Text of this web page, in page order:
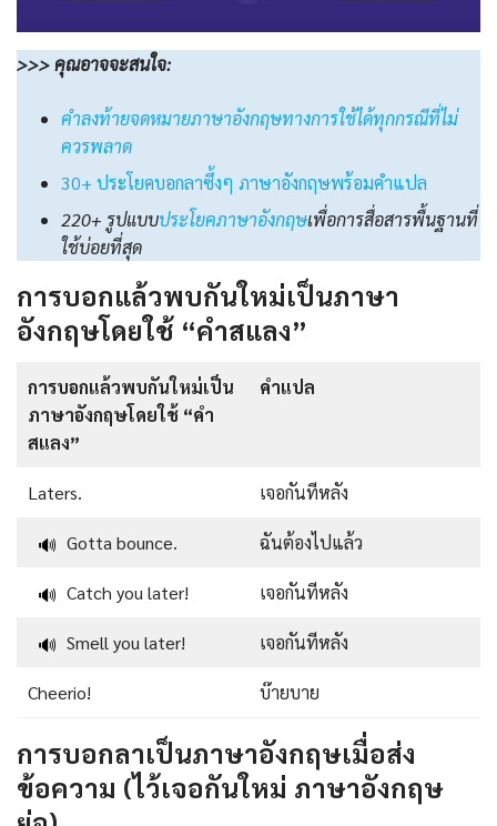
>>> คุณอาจจะสนใจ:
คําลงท้ายจดหมายภาษาอังกฤษทางการใช้ได้ทุกกรณีที่ไม่
ควรพลาด
30+ ประโยคบอกลาซึ้งๆ ภาษาอังกฤษพร้อมคำแปล
220+ รูปแบบประโยคภาษาอังกฤษเพื่อการสื่อสารพื้นฐานที่
ใช้บ่อยที่สุด
การบอกแล้วพบกันใหม่เป็นภาษา
อังกฤษโดยใช้ “คำสแลง”
การบอกแล้วพบกันใหม่เป็น
ภาษาอังกฤษโดยใช้ “คำ
สแลง”
คำแปล
Laters. เจอกันทีหลัง
🔊 Gotta bounce. ฉันต้องไปแล้ว
🔊 Catch you later! เจอกันทีหลัง
🔊 Smell you later! เจอกันทีหลัง
Cheerio! บ๊ายบาย
การบอกลาเป็นภาษาอังกฤษเมื่อส่ง
ข้อความ (ไว้เจอกันใหม่ ภาษาอังกฤษ